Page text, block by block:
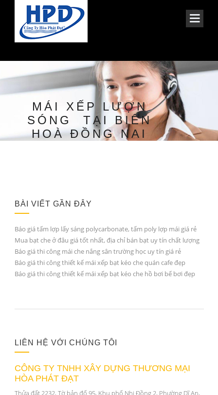
MÁI XẾP LƯỢN
SÓNG TẠI BIÊN
HOÀ ĐỒNG NAI
BÀI VIẾT GẦN ĐÂY
Báo giá tấm lợp lấy sáng polycarbonate, tấm poly lợp mái giá rẻ
Mua bạt che ở đâu giá tốt nhất, địa chỉ bán bạt uy tín chất lượng
Báo giá thi công mái che nắng sân trường học uy tín giá rẻ
Báo giá thi công thiết kế mái xếp bạt kéo che quán cafe đẹp
Báo giá thi công thiết kế mái xếp bạt kéo che hồ bơi bể bơi đẹp
LIÊN HỆ VỚI CHÚNG TÔI
CÔNG TY TNHH XÂY DỰNG THƯƠNG MẠI
HÒA PHÁT ĐẠT
Thửa đất 2232, Tờ bản đố 95, Khu phố Nhị Đồng 2, Phường Dĩ An,